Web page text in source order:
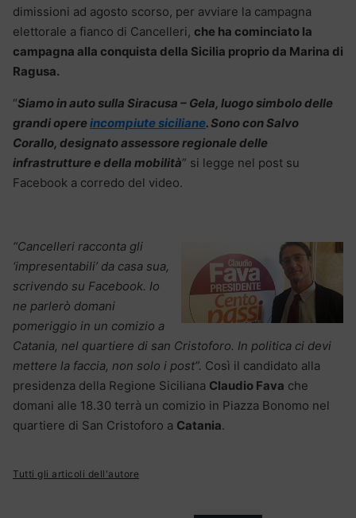
dimissioni ad agosto scorso, per avviare la campagna
elettorale a fianco di Cancelleri, che ha cominciato la
campagna alla conquista della Sicilia proprio da Marina di
Ragusa.
“Siamo in auto sulla Siracusa – Gela, luogo simbolo delle
grandi opereincompiute siciliane. Sono con Salvo
Corallo, designato assessore regionale delle
infrastrutture e della mobilità” si legge nel post su
Facebook a corredo del video.
“Cancelleri racconta gli
‘impresentabili’ da casa sua,
scrivendo su Facebook. Io
ne parlerò domani
pomeriggio in un comizio a
Catania, nel quartiere di san Cristoforo. In politica ci devi
mettere la faccia, non solo i post”. Così il candidato alla
presidenza della Regione Siciliana Claudio Fava che
domani alle 18.30 terrà un comizio in Piazza Bonomo nel
quartiere di San Cristoforo a Catania.
Tutti gli articoli dell'autore